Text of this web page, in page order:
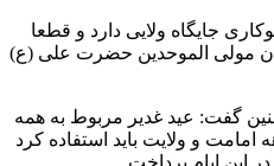
جایگاه ولایی دارد و قطعا
مولی الموحدین حضرت علی (ع)
گفت: عید غدیر مربوط به همه
و ولایت باید استفاده کرد
این ایام پرداخت.